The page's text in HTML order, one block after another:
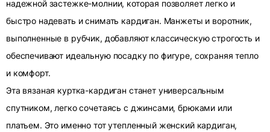
надежной застежке-молнии, которая позволяет легко и
быстро надевать и снимать кардиган. Манжеты и воротник,
выполненные в рубчик, добавляют классическую строгость и
обеспечивают идеальную посадку по фигуре, сохраняя тепло
и комфорт.
Эта вязаная куртка-кардиган станет универсальным
спутником, легко сочетаясь с джинсами, брюками или
платьем. Это именно тот утепленный женский кардиган,